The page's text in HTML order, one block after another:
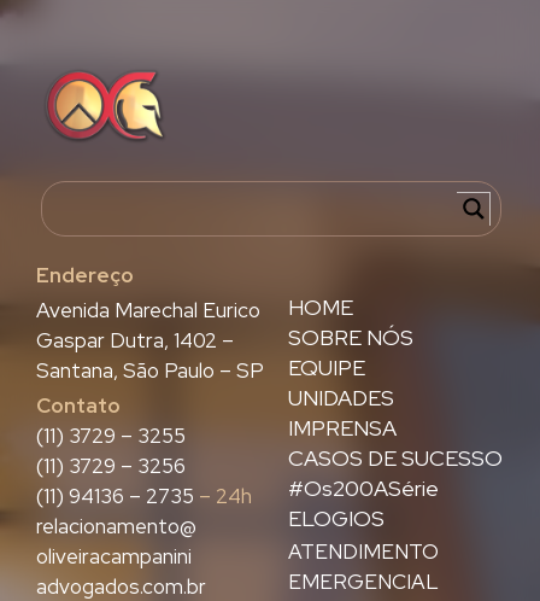
Endereço
HOME
SOBRE NÓS
EQUIPE
UNIDADES
IMPRENSA
CASOS DE SUCESSO
#Os200ASérie
ELOGIOS
ATENDIMENTO
EMERGENCIAL
Avenida Marechal Eurico
Gaspar Dutra, 1402 –
Santana, São Paulo – SP
Contato
(11) 3729 – 3255
(11) 3729 – 3256
(11) 94136 – 2735 – 24h
relacionamento@
oliveiracampanini
advogados.com.br